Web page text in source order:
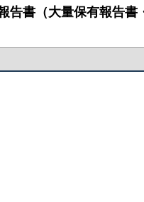
書（大量保有報告書